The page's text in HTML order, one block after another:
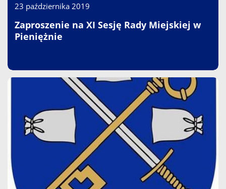
23 października 2019
Zaproszenie na XI Sesję Rady Miejskiej w
Pieniężnie